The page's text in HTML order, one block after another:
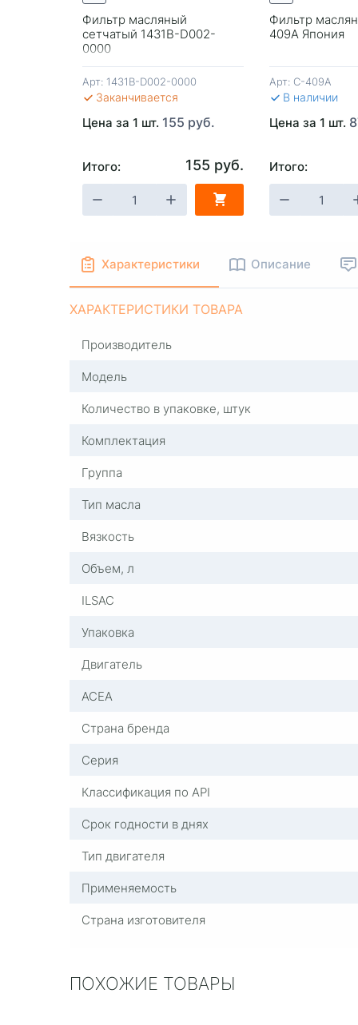
Фильтр масляный
сетчатый 1431B-D002-
0000
Арт: 1431B-D002-0000
Заканчивается
Цена за 1 шт. 155 руб.
Итого: 155 руб.
Фильтр
409A Япония
Арт: C-409A
В наличии
Цена за 1 шт.
Итого:
+ В КОРЗИНУ - + В
Характеристики Описание
ХАРАКТЕРИСТИКИ ТОВАРА
Производитель
Модель
Количество в упаковке, штук
Комплектация
Группа
Тип масла
Вязкость
Объем, л
ILSAC
Упаковка
Двигатель
ACEA
Страна бренда
Серия
Классификация по API
Срок годности в днях
Тип двигателя
Применяемость
Страна изготовителя
ПОХОЖИЕ ТОВАРЫ